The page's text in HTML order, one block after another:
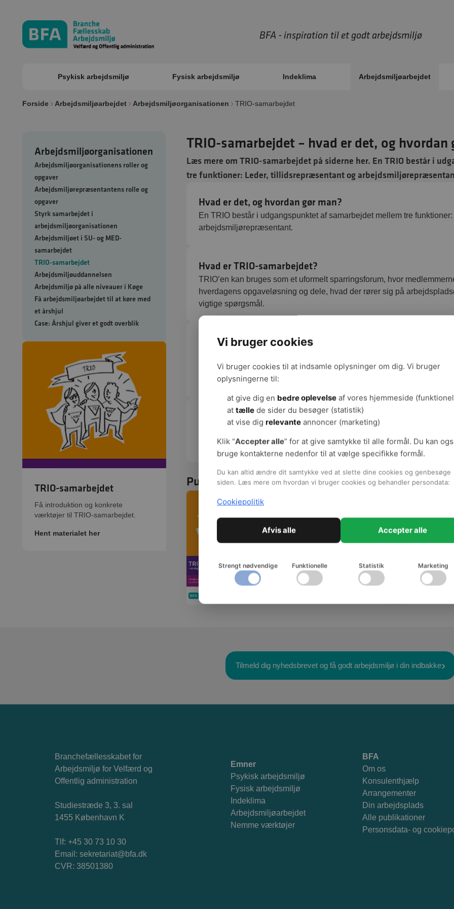
BFA - inspiration til et godt arbejdsmiljø
Psykisk arbejdsmiljø Fysisk arbejdsmiljø Indeklima Arbejdsmiljøarbejdet
Forside Arbejdsmiljøarbejdet Arbejdsmiljøorganisationen TRIO-samarbejdet
Arbejdsmiljøorganisationen
Arbejdsmiljøorganisationens roller og
opgaver
Arbejdsmiljørepræsentantens rolle og
opgaver
Styrk samarbejdet i
arbejdsmiljøorganisationen
Arbejdsmiljøet i SU- og MED-
samarbejdet
TRIO-samarbejdet
Arbejdsmiljøuddannelsen
Arbejdsmiljø på alle niveauer i Køge
Få arbejdsmiljøarbejdet til at køre med
et årshjul
Case: Årshjul giver et godt overblik
TRIO-samarbejdet
Få introduktion og konkrete
værktøjer til TRIO-samarbejdet.
Hent materialet her
TRIO-samarbejdet – hvad er det, og hvordan
Læs mere om TRIO-samarbejdet på siderne her. En TRIO består i
tre funktioner: Leder, tillidsrepræsentant og
Hvad er det, og hvordan gør man?
En TRIO består i udgangspunktet af samarbejdet mellem tre
arbejdsmiljørepræsentant.
Hvad er TRIO-samarbejdet?
TRIO’en kan bruges som et uformelt sparringsforum, hvor
hverdagens opgaveløsning og dele, hvad der rører sig på
vigtige spørgsmål.
Hvordan får I TRIO på sporet?
TRIO-samarbejdet kan køre fast, hvis TRIO’ens medlemmer har
lykkes med at bruge hinandens styrker eller oplever vanskeligheder
kollegerne og medarbejderne på arbejdspladsen.
Mange gevinster i en god trio
Godt trio-samarbejde kommer ikke af sig selv, men gevinsterne er
undersøgt, hvad der kendetegner et velfungerende samspil om
Publikationer
aktionsstyrke til
opgaveløsning og trivsel
Materialet er målrettet jer, der er
Tilmeld dig nyhedsbrevet og få godt arbejdsmiljø i din indbakke
Branchefællesskabet for
Arbejdsmiljø for Velfærd og
Offentlig administration
Studiestræde 3, 3. sal
1455 København K
Tlf: +45 30 73 10 30
Email: sekretariat@bfa.dk
CVR: 38501380
Emner
Psykisk arbejdsmiljø
Fysisk arbejdsmiljø
Indeklima
Arbejdsmiljøarbejdet
Nemme værktøjer
BFA
Om os
Konsulenthjælp
Arrangementer
Din arbejdsplads
Alle publikationer
Personsdata- og
Vi bruger cookies
Vi bruger cookies til at indsamle oplysninger om dig. Vi bruger
oplysningerne til:
at give dig en bedre oplevelse af vores hjemmeside
at tælle de sider du besøger (statistik)
at vise dig relevante annoncer (marketing)
Klik “Accepter alle” for at give samtykke til alle formål. Du kan
bruge kontakterne nedenfor til at vælge specifikke formål.
Du kan altid ændre dit samtykke ved at slette dine cookies og genbesøge
siden. Læs mere om hvordan vi bruger cookies og behandler persondata:
Cookiepolitik
Afvis alle Accepter alle
Strengt nødvendige Funktionelle Statistik Marketing